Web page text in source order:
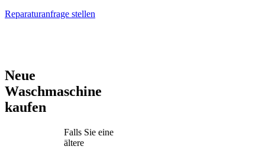
Reparaturanfrage stellen
Neue
Waschmaschine
kaufen
Falls Sie eine
ältere